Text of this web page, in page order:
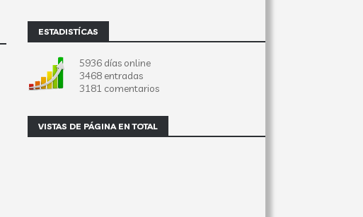
ESTADISTÍCAS
5936 días online
3468 entradas
3181 comentarios
VISTAS DE PÁGINA EN TOTAL